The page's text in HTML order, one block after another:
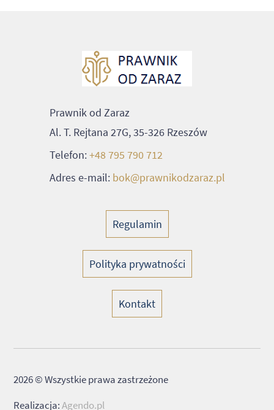
Prawnik od Zaraz
Al. T. Rejtana 27G, 35-326 Rzeszów
Telefon:+48 795 790 712
Adres e-mail: bok@prawnikodzaraz.pl
Regulamin
Polityka prywatności
Kontakt
2026 © Wszystkie prawa zastrzeżone
Realizacja:Agendo.pl